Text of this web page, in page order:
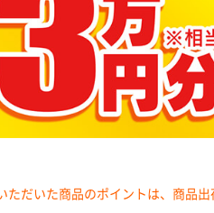
だいた商品のポイントは、商品出